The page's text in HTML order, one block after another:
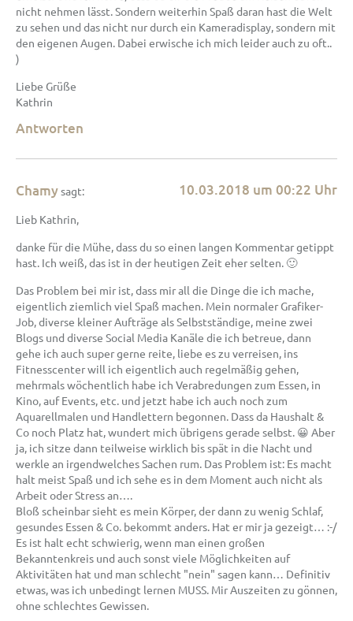
nicht nehmen lässt. Sondern weiterhin Spaß daran hast die Welt
zu sehen und das nicht nur durch ein Kameradisplay, sondern mit
den eigenen Augen. Dabei erwische ich mich leider auch zu oft..
)
Liebe Grüße
Kathrin
Antworten
Chamysagt: 10.03.2018 um 00:22 Uhr
Lieb Kathrin,
danke für die Mühe, dass du so einen langen Kommentar getippt
hast. Ich weiß, das ist in der heutigen Zeit eher selten. 🙂
Das Problem bei mir ist, dass mir all die Dinge die ich mache,
eigentlich ziemlich viel Spaß machen. Mein normaler Grafiker-
Job, diverse kleiner Aufträge als Selbstständige, meine zwei
Blogs und diverse Social Media Kanäle die ich betreue, dann
gehe ich auch super gerne reite, liebe es zu verreisen, ins
Fitnesscenter will ich eigentlich auch regelmäßig gehen,
mehrmals wöchentlich habe ich Verabredungen zum Essen, in
Kino, auf Events, etc. und jetzt habe ich auch noch zum
Aquarellmalen und Handlettern begonnen. Dass da Haushalt &
Co noch Platz hat, wundert mich übrigens gerade selbst. 😀 Aber
ja, ich sitze dann teilweise wirklich bis spät in die Nacht und
werkle an irgendwelches Sachen rum. Das Problem ist: Es macht
halt meist Spaß und ich sehe es in dem Moment auch nicht als
Arbeit oder Stress an….
Bloß scheinbar sieht es mein Körper, der dann zu wenig Schlaf,
gesundes Essen & Co. bekommt anders. Hat er mir ja gezeigt… :-/
Es ist halt echt schwierig, wenn man einen großen
Bekanntenkreis und auch sonst viele Möglichkeiten auf
Aktivitäten hat und man schlecht "nein" sagen kann… Definitiv
etwas, was ich unbedingt lernen MUSS. Mir Auszeiten zu gönnen,
ohne schlechtes Gewissen.